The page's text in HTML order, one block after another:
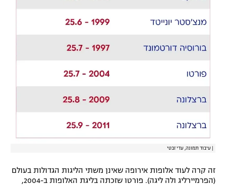
עיבוד תמונה, עדי זבטי
זה קרה לעוד אלופות אירופה שאינן משתי הליגות הגדולות בעולם
(הפרמיירליג ולה ליגה). פורטו שזכתה בליגת האלופות ב-2004,